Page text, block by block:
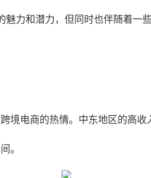
力和潜力，但同时也伴随着
境电商的热情。中东地区的高
。